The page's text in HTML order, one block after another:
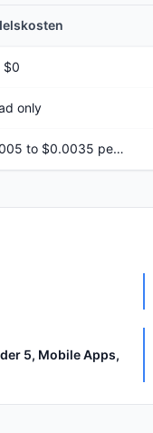
$0
only
$0.0005 to $0.0035 per share
5, Mobile Apps,